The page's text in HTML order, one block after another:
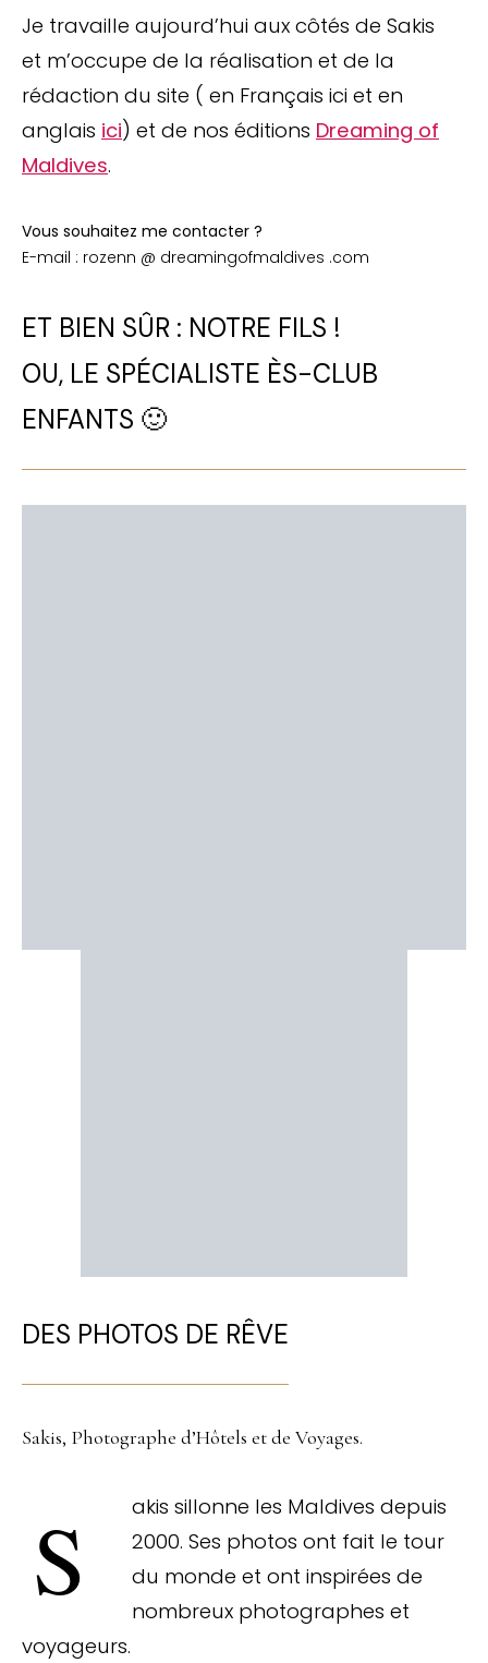
Je travaille aujourd’hui aux côtés de Sakis
et m’occupe de la réalisation et de la
rédaction du site ( en Français ici et en
anglais ici) et de nos éditions Dreaming of
Maldives.
Vous souhaitez me contacter ?
E-mail : rozenn @ dreamingofmaldives .com
ET BIEN SÛR : NOTRE FILS !
OU, LE SPÉCIALISTE ÈS-CLUB
ENFANTS 🙂
DES PHOTOS DE RÊVE
Sakis, Photographe d’Hôtels et de Voyages.
Sakis sillonne les Maldives depuis
2000. Ses photos ont fait le tour
du monde et ont inspirées de
nombreux photographes et
voyageurs.